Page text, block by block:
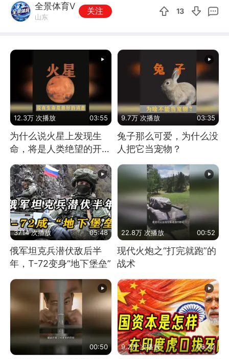
全景体育V
山东
关注 13
12.3万 次播放 03:55
为什么说火星上发现生
命，将是人类绝望的开
始？
9.7万 次播放 03:35
兔子那么可爱，为什么没
人把它当宠物？
3714 次播放 05:48
俄军坦克兵潜伏敌后半
年，T-72变身“地下堡垒”
22.8万 次播放 00:52
现代火炮之“打完就跑”的
战术
00:50 9.2万 次播放 06:42